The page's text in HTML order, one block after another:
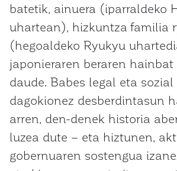
batetik, ainuera (iparraldeko
uhartean), hizkuntza familia
(hegoaldeko Ryukyu
japonieraren beraren
daude. Babes legal eta
dagokionez desberdintasun
arren, den-denek historia
luzea dute – eta hiztunen,
gobernuaren sostengua